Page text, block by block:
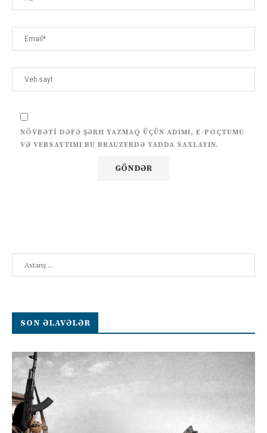
NÖVBƏTI DƏFƏ ŞƏRH YAZMAQ ÜÇÜN ADIMI, E-POÇTUMU
VƏ VEBSAYTIMI BU BRAUZERDƏ YADDA SAXLAYIN.
SON ƏLAVƏLƏR